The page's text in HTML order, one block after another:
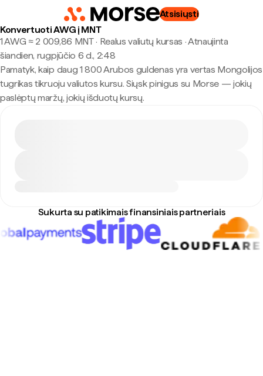
Atsisiųsti
Konvertuoti AWG į MNT
1 AWG ≈ 2 009,86 MNT · Realus valiutų kursas ·Atnaujinta
šiandien, rugpjūčio 6 d., 2:48
Pamatyk, kaip daug 1 800 Arubos guldenas yra vertas Mongolijos
tugrikas tikruoju valiutos kursu. Siųsk pinigus su Morse — jokių
paslėptų maržų, jokių išduotų kursų.
Sukurta su patikimais finansiniais partneriais